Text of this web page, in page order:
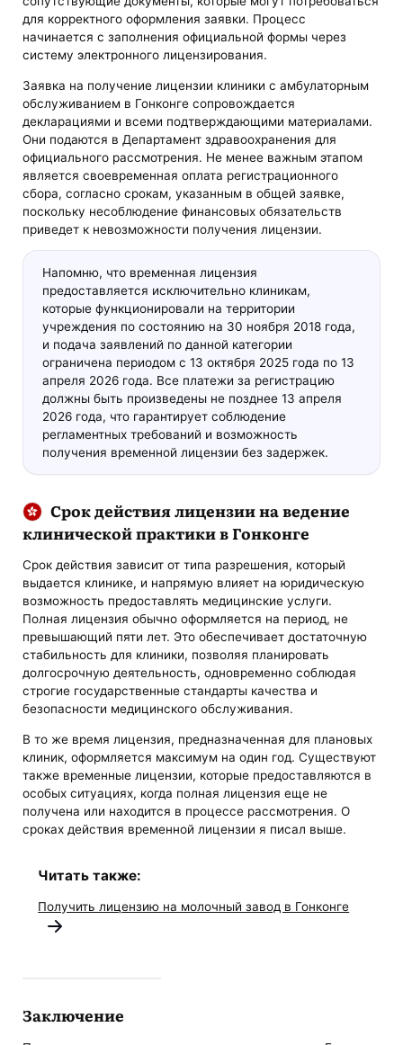
для корректного оформления заявки. Процесс
начинается с заполнения официальной формы через
систему электронного лицензирования.
Заявка на получение лицензии клиники с амбулаторным
обслуживанием в Гонконге сопровождается
декларациями и всеми подтверждающими материалами.
Они подаются в Департамент здравоохранения для
официального рассмотрения. Не менее важным этапом
является своевременная оплата регистрационного
сбора, согласно срокам, указанным в общей заявке,
поскольку несоблюдение финансовых обязательств
приведет к невозможности получения лицензии.
Напомню, что временная лицензия
предоставляется исключительно клиникам,
которые функционировали на территории
учреждения по состоянию на 30 ноября 2018 года,
и подача заявлений по данной категории
ограничена периодом с 13 октября 2025 года по 13
апреля 2026 года. Все платежи за регистрацию
должны быть произведены не позднее 13 апреля
2026 года, что гарантирует соблюдение
регламентных требований и возможность
получения временной лицензии без задержек.
Срок действия лицензии на ведение
клинической практики в Гонконге
Срок действия зависит от типа разрешения, который
выдается клинике, и напрямую влияет на юридическую
возможность предоставлять медицинские услуги.
Полная лицензия обычно оформляется на период, не
превышающий пяти лет. Это обеспечивает достаточную
стабильность для клиники, позволяя планировать
долгосрочную деятельность, одновременно соблюдая
строгие государственные стандарты качества и
безопасности медицинского обслуживания.
В то же время лицензия, предназначенная для плановых
клиник, оформляется максимум на один год. Существуют
также временные лицензии, которые предоставляются в
особых ситуациях, когда полная лицензия еще не
получена или находится в процессе рассмотрения. О
сроках действия временной лицензии я писал выше.
Читать также:
Получить лицензию на молочный завод в Гонконге
Заключение